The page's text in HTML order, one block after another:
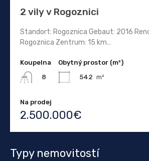
2 vily v Rogoznici
Standort: Rogoznica Gebaut: 2016
Rogoznica Zentrum: 15 km…
Koupelna
8
Obytný prostor (m²)
542 m²
Na prodej
2.500.000€
Typy nemovitostí